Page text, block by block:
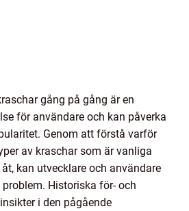
gång på gång är en
för användare och kan påverka
Genom att förstå varför
av kraschar som är vanliga
kan utvecklare och användare
Historiska för- och
i den pågående